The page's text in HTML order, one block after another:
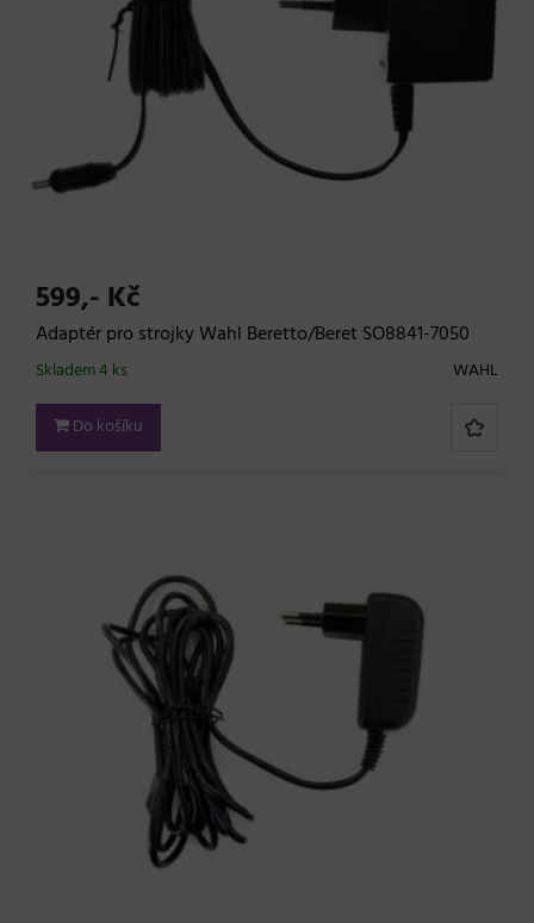
599,- Kč
Adaptér pro strojky Wahl Beretto/Beret SO8841-7050
WAHL
Skladem 4 ks
Do košíku